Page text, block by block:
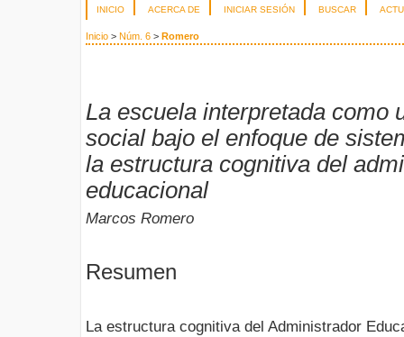
INICIO ACERCA DE INICIAR SESIÓN BUSCAR
Inicio > Núm. 6 > Romero
La escuela interpretada como
social bajo el enfoque de
la estructura cognitiva del
educacional
Marcos Romero
Resumen
La estructura cognitiva del Administrador